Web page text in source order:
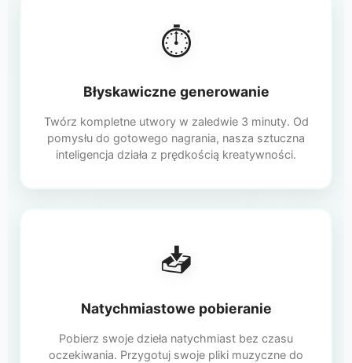
⏱️
Błyskawiczne generowanie
Twórz kompletne utwory w zaledwie 3 minuty. Od
pomysłu do gotowego nagrania, nasza sztuczna
inteligencja działa z prędkością kreatywności.
📥
Natychmiastowe pobieranie
Pobierz swoje dzieła natychmiast bez czasu
oczekiwania. Przygotuj swoje pliki muzyczne do